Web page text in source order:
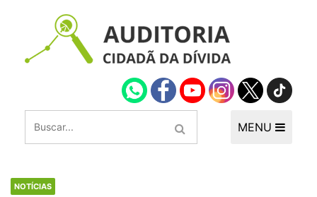
MENU
NOTÍCIAS